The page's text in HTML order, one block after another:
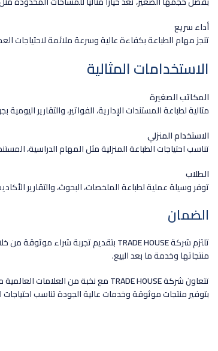
أداء سريع
تنجز مهام الطباعة بكفاءة عالية وسرعة ملائمة لاحتياجات
الاستخدامات المثالية
المكاتب الصغيرة
مثالية لطباعة المستندات الإدارية، الفواتير، والتقارير اليومية
الاستخدام المنزلي
تناسب احتياجات الطباعة المنزلية مثل المهام الدراسية،
الطلاب
توفر وسيلة عملية لطباعة الملخصات، البحوث، والتقارير
الضمان
تلتزم شركةTRADE HOUSEبتقديم تجربة شراء موثوقة من
منتجاتها وخدمة ما بعد البيع.
تتعاون شركةTRADE HOUSEمع نخبة من العلامات العالمية
بتوفير منتجات موثوقة وخدمات عالية الجودة تناسب